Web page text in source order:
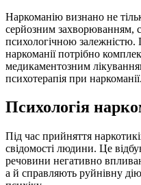
Наркоманію визнано не
серйозним захворюванням,
психологічною залежністю.
наркоманії потрібно
медикаментозним
психотерапія при наркоманії.
Психологія
Під час прийняття
свідомості людини. Це
речовини негативно
а й справляють руйнівну